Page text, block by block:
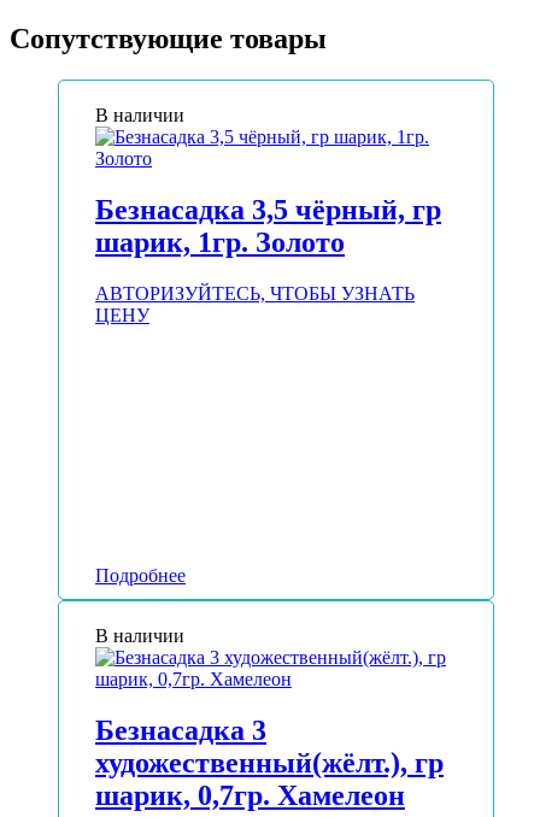
Сопутствующие товары
В наличии
Безнасадка 3,5 чёрный, гр
шарик, 1гр. Золото
АВТОРИЗУЙТЕСЬ, ЧТОБЫ УЗНАТЬ
ЦЕНУ
Подробнее
В наличии
Безнасадка 3
художественный(жёлт.), гр
шарик, 0,7гр. Хамелеон